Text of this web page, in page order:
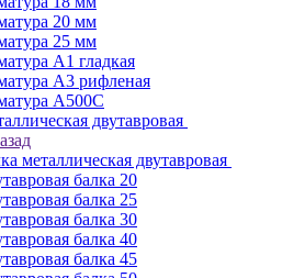
20 мм
25 мм
А1 гладкая
А3 рифленая
А500С
двутавровая
металлическая двутавровая
балка 20
балка 25
балка 30
балка 40
балка 45